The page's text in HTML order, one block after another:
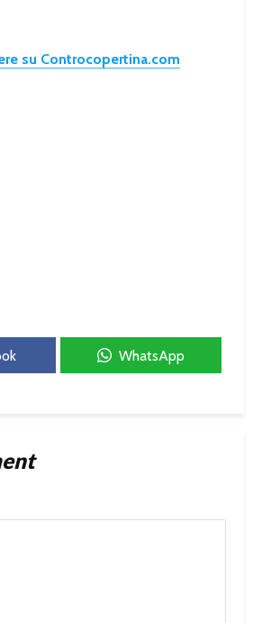
su Controcopertina.com
WhatsApp